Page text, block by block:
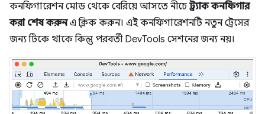
কনফিগারেশন মোড থেকে বেরিয়ে আসতে নীচেট্র্যাক কনফিগার
করা শেষ করুনএ ক্লিক করুন। এই কনফিগারেশনটি নতুন ট্রেসের
জন্য টিকে থাকে কিন্তু পরবর্তী DevTools সেশনের জন্য নয়।